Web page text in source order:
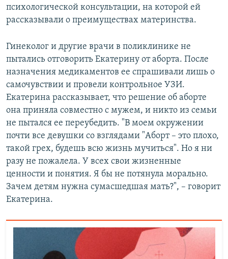
психологической консультации, на которой ей
рассказывали о преимуществах материнства.
Гинеколог и другие врачи в поликлинике не
пытались отговорить Екатерину от аборта. После
назначения медикаментов ее спрашивали лишь о
самочувствии и провели контрольное УЗИ.
Екатерина рассказывает, что решение об аборте
она приняла совместно с мужем, и никто из семьи
не пытался ее переубедить. "В моем окружении
почти все девушки со взглядами "Аборт – это плохо,
такой грех, будешь всю жизнь мучиться". Но я ни
разу не пожалела. У всех свои жизненные
ценности и понятия. Я бы не потянула морально.
Зачем детям нужна сумасшедшая мать?", – говорит
Екатерина.